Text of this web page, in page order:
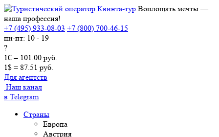
Воплощать мечты —
наша профессия!
+7 (495) 933-08-03 +7 (800) 700-46-15
пн-пт: 10 - 19
?
1€ = 101.00 руб.
1$ = 87.51 руб.
Для агентств
Наш канал
в Telegram
Страны
Европа
Австрия